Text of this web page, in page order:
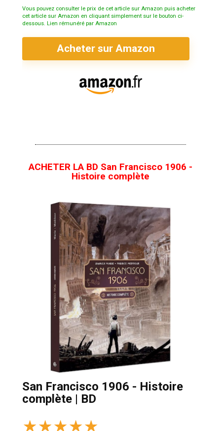
Vous pouvez consulter le prix de cet article sur Amazon puis acheter
cet article sur Amazon en cliquant simplement sur le bouton ci-
dessous. Lien rémunéré par Amazon
Acheter sur Amazon
ACHETER LA BD San Francisco 1906 -
Histoire complète
San Francisco 1906 - Histoire
complète | BD
★★★★★